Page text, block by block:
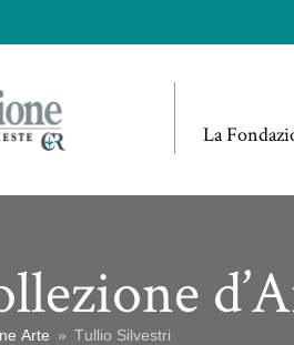
La
Arte » Tullio Silvestri